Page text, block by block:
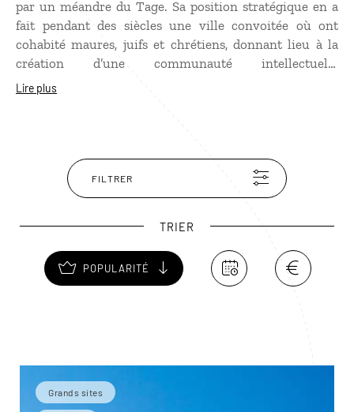
par un méandre du Tage. Sa position stratégique en a
fait pendant des siècles une ville convoitée où ont
cohabité maures, juifs et chrétiens, donnant lieu à la
création d’une communauté intellectuelle
particulièrement féconde et à un nouveau style
mosquées que l’on découvre au détour de ruelles
sinueuses. La ville mérite d’être admirée d’en haut, de la
place Padre Juan de Mariana, son point culminant.
Lire plus
FILTRER
TRIER
POPULARITÉ
Grands sites